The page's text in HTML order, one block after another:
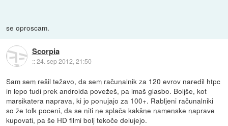
se oproscam.
Scorpia
::24. sep 2012, 21:50
Sam sem rešil težavo, da sem računalnik za 120 evrov naredil htpc
in lepo tudi prek androida povežeš, pa imaš glasbo. Boljše, kot
marsikatera naprava, ki jo ponujajo za 100+. Rabljeni računalniki
so že tolk poceni, da se niti ne splača kakšne namenske naprave
kupovati, pa še HD filmi bolj tekoče delujejo.